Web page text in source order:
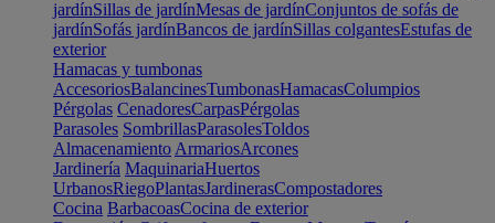
jardínSillas de jardínMesas de jardínConjuntos de sofás de
jardínSofás jardínBancos de jardínSillas colgantesEstufas de
exterior
Hamacas y tumbonas
AccesoriosBalancinesTumbonasHamacasColumpios
Pérgolas CenadoresCarpasPérgolas
Parasoles SombrillasParasolesToldos
Almacenamiento ArmariosArcones
Jardinería MaquinariaHuertos
UrbanosRiegoPlantasJardinerasCompostadores
Cocina BarbacoasCocina de exterior